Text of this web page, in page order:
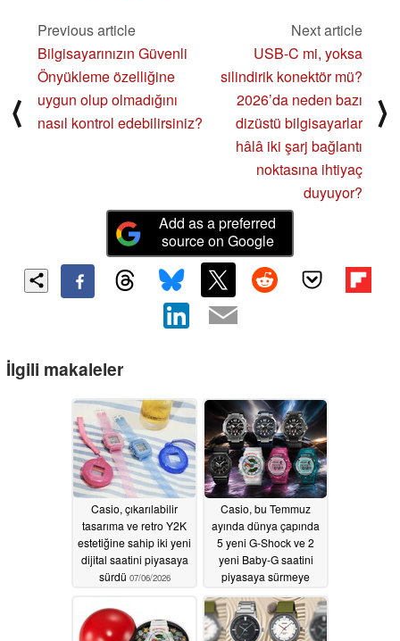
⟨
Previous article
Bilgisayarınızın Güvenli
Önyükleme özelliğine
uygun olup olmadığını
nasıl kontrol edebilirsiniz?
Next article
USB-C mi, yoksa
silindirik konektör mü?
2026’da neden bazı
dizüstü bilgisayarlar
hâlâ iki şarj bağlantı
noktasına ihtiyaç
duyuyor?
⟩
Add as a preferred
source on Google
İlgili makaleler
Casio, çıkarılabilir
tasarıma ve retro Y2K
estetiğine sahip iki yeni
dijital saatini piyasaya
sürdü 07/06/2026
Casio, bu Temmuz
ayında dünya çapında
5 yeni G-Shock ve 2
yeni Baby-G saatini
piyasaya sürmeye
07/03/2026